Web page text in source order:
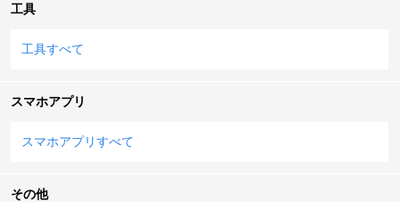
工具
工具すべて
スマホアプリ
スマホアプリすべて
その他